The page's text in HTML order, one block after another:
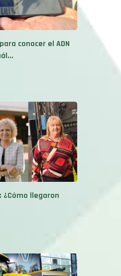
conocer el ADN
llegaron